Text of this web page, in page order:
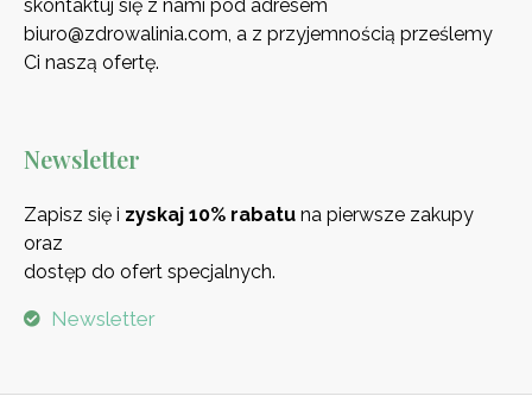
skontaktuj się z nami pod adresem
biuro@zdrowalinia.com, a z przyjemnością prześlemy
Ci naszą ofertę.
Newsletter
Zapisz się i zyskaj 10% rabatu na pierwsze zakupy
oraz
dostęp do ofert specjalnych.
Newsletter